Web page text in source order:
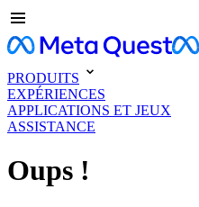
PRODUITS
EXPÉRIENCES
APPLICATIONS ET JEUX
ASSISTANCE
Oups !